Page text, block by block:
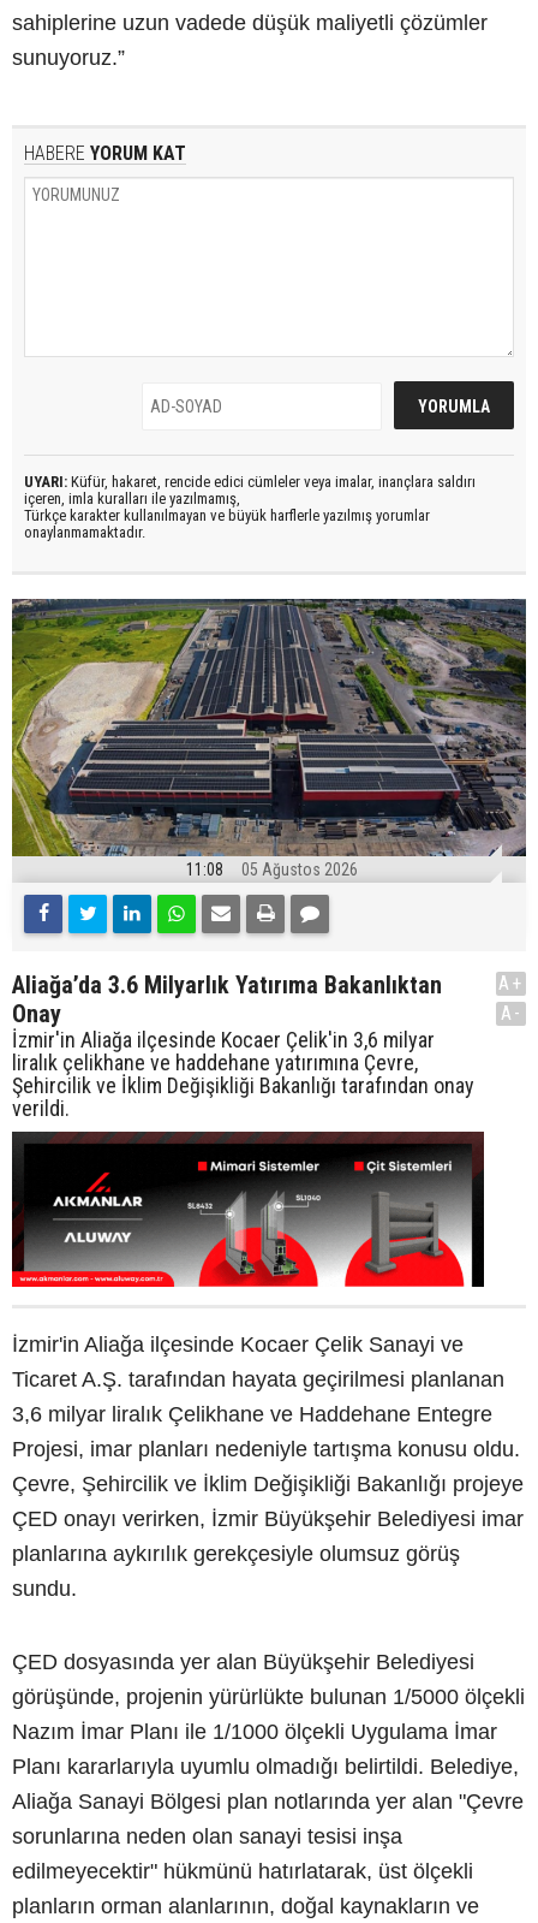
sahiplerine uzun vadede düşük maliyetli çözümler
sunuyoruz.”
HABERE YORUM KAT
UYARI: Küfür, hakaret, rencide edici cümleler veya imalar, inançlara saldırı
içeren, imla kuralları ile yazılmamış,
Türkçe karakter kullanılmayan ve büyük harflerle yazılmış yorumlar
onaylanmamaktadır.
11:08 05 Ağustos 2026
Aliağa’da 3.6 Milyarlık Yatırıma Bakanlıktan
Onay
İzmir'in Aliağa ilçesinde Kocaer Çelik'in 3,6 milyar
liralık çelikhane ve haddehane yatırımına Çevre,
Şehircilik ve İklim Değişikliği Bakanlığı tarafından onay
verildi.
A+
A-
İzmir'in Aliağa ilçesinde Kocaer Çelik Sanayi ve
Ticaret A.Ş. tarafından hayata geçirilmesi planlanan
3,6 milyar liralık Çelikhane ve Haddehane Entegre
Projesi, imar planları nedeniyle tartışma konusu oldu.
Çevre, Şehircilik ve İklim Değişikliği Bakanlığı projeye
ÇED onayı verirken, İzmir Büyükşehir Belediyesi imar
planlarına aykırılık gerekçesiyle olumsuz görüş
sundu.
ÇED dosyasında yer alan Büyükşehir Belediyesi
görüşünde, projenin yürürlükte bulunan 1/5000 ölçekli
Nazım İmar Planı ile 1/1000 ölçekli Uygulama İmar
Planı kararlarıyla uyumlu olmadığı belirtildi. Belediye,
Aliağa Sanayi Bölgesi plan notlarında yer alan "Çevre
sorunlarına neden olan sanayi tesisi inşa
edilmeyecektir" hükmünü hatırlatarak, üst ölçekli
planların orman alanlarının, doğal kaynakların ve